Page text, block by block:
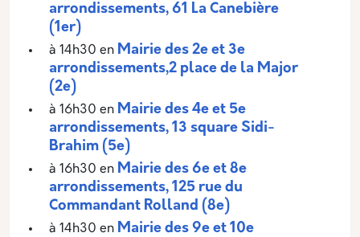
arrondissements, 61 La Canebière
(1er)
à 14h30 en Mairie des 2e et 3e
arrondissements,2 place de la Major
(2e)
à 16h30 en Mairie des 4e et 5e
arrondissements, 13 square Sidi-
Brahim (5e)
à 16h30 en Mairie des 6e et 8e
arrondissements, 125 rue du
Commandant Rolland (8e)
à 14h30 en Mairie des 9e et 10e